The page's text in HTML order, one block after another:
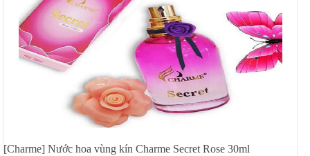
[Charme] Nước hoa vùng kín Charme Secret Rose 30ml